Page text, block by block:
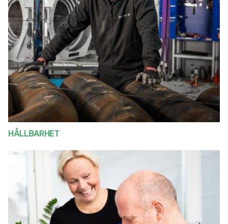
HÅLLBARHET